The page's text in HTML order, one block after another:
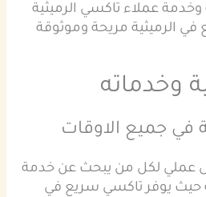
وخدمة عملاء تاكسي الرميثية
في الرميثية مريحة وموثوقة
وخدماته
في جميع الاوقات
عملي لكل من يبحث عن خدمة
حيث يوفر تاكسي سريع في